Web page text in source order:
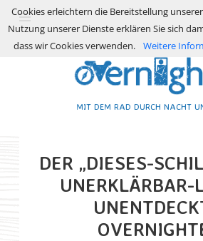
MIT DEM RAD DURCH NACHT
DER „DIESES-
UNERKLÄRBAR-
Cookies erleichtern die Bereitstellung
Nutzung unserer Dienste erklären Sie sich
dass wir Cookies verwenden.
Weitere